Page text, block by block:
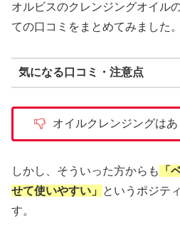
オルビスのクレンジングオイル
ての口コミをまとめてみました。
気になる口コミ・注意点
オイルクレンジングは
しかし、そういった方からも
「
せて使いやすい」
というポジテ
す。